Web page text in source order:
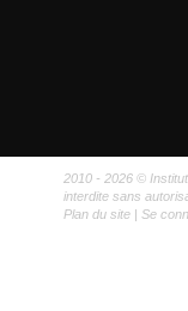
2010 - 2026 ©
interdite sans
Plan du site |Se